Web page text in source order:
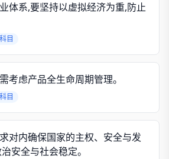
体系,要坚持以虚拟经济为重,防止
目
考虑产品全生命周期管理。
目
对内确保国家的主权、安全与发
安全与社会稳定。